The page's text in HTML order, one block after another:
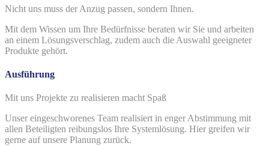
Nicht uns muss der Anzug passen, sondern Ihnen.
Mit dem Wissen um Ihre Bedürfnisse beraten wir Sie und arbeiten
an einem Lösungsverschlag, zudem auch die Auswahl geeigneter
Produkte gehört.
Ausführung
Mit uns Projekte zu realisieren macht Spaß
Unser eingeschworenes Team realisiert in enger Abstimmung mit
allen Beteiligten reibungslos Ihre Systemlösung. Hier greifen wir
gerne auf unsere Planung zurück.